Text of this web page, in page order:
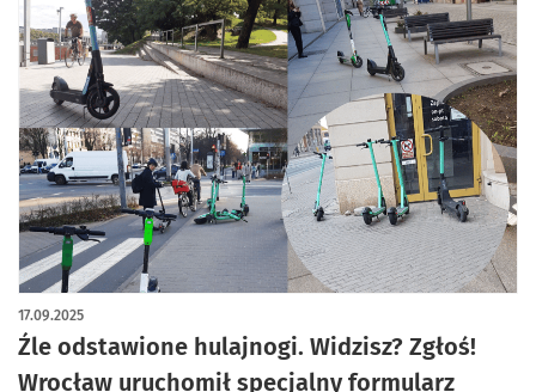
Źle odstawione hulajnogi. Widzisz? Zgłoś!
Wrocław uruchomił specjalny formularz
17.09.2025